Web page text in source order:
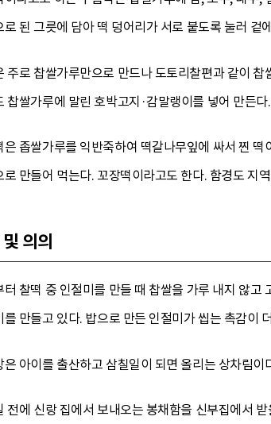
로 된 그릇에 담아 떡 덩어리가 서로 붙도록 눌러
주로 찹쌀가루만으로 만드나 도토리찰편과 같이
찹쌀가루에 말린 호박고지·감말랭이를 넣어 만든다.
은 좁쌀가루를 익반죽하여 떡갈나무잎에 싸서 찐
로 만들어 먹는다. 꼬장떡이라고도 한다. 함경도 지
의의
터 찰떡 중 인절미를 만들 때 찹쌀을 가루 내지 않
를 만들고 있다. 밥으로 만든 인절미가 씹는 촉감이
은 아이를 출산하고 삼칠일이 되면 올리는 상차림
전에 신랑 집에서 보내오는 봉채함을 신부집에서